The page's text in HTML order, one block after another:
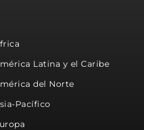
Latina y el Caribe
del Norte
Pacífico